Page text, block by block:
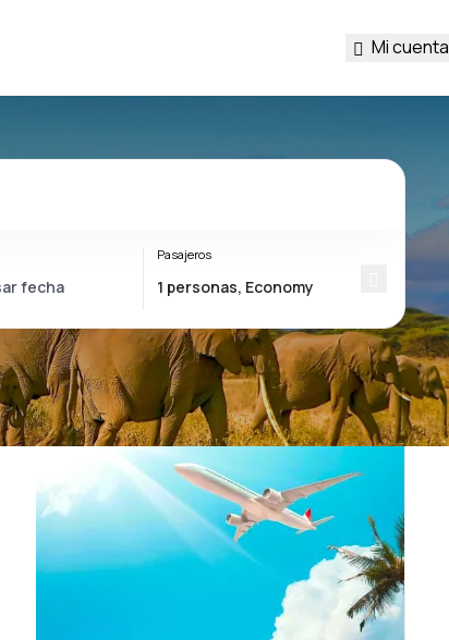
Mi cuenta
Pasajeros